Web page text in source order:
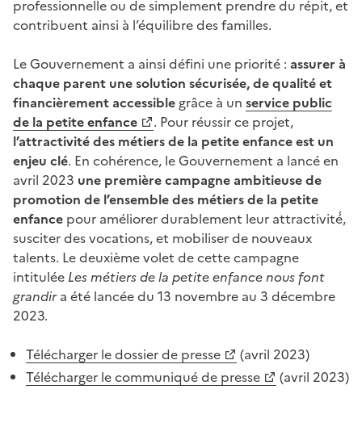
professionnelle ou de simplement prendre du répit, et
contribuent ainsi à l’équilibre des familles.
Le Gouvernement a ainsi défini une priorité : assurer à
chaque parent une solution sécurisée, de qualité et
financièrement accessiblegrâce à un service public
de la petite enfance
. Pour réussir ce projet,
l’attractivité des métiers de la petite enfance est un
enjeu clé. En cohérence, le Gouvernement a lancé en
avril 2023 une première campagne ambitieuse de
promotion de l’ensemble des métiers de la petite
enfance pour améliorer durablement leur attractivité́,
susciter des vocations, et mobiliser de nouveaux
talents. Le deuxième volet de cette campagne
intitulée Les métiers de la petite enfance nous font
grandira été lancée du 13 novembre au 3 décembre
2023.
Télécharger le dossier de presse
(avril 2023)
Télécharger le communiqué de presse
(avril 2023)